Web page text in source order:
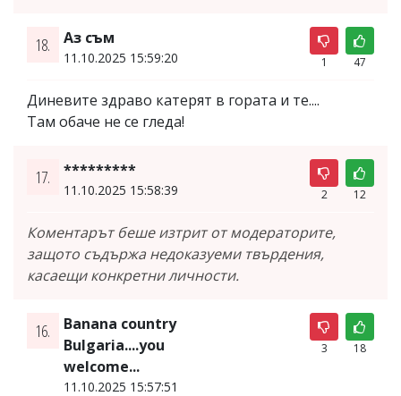
18. Аз съм
11.10.2025 15:59:20 1 47
Диневите здраво катерят в гората и те....
Там обаче не се гледа!
17. *********
11.10.2025 15:58:39 2 12
Коментарът беше изтрит от модераторите,
защото съдържа недоказуеми твърдения,
касаещи конкретни личности.
16.
Banana country
Bulgaria....you
welcome...
11.10.2025 15:57:51
3 18